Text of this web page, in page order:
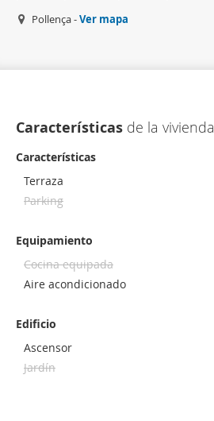
Pollença -Ver mapa
Características de la vivienda
Características
Terraza
Parking
Equipamiento
Cocina equipada
Aire acondicionado
Edificio
Ascensor
Jardín